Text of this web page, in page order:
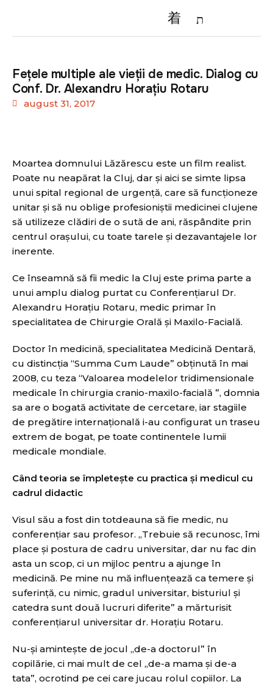
Feţele multiple ale vieţii de medic. Dialog cu
Conf. Dr. Alexandru Horaţiu Rotaru
august 31, 2017
Moartea domnului Lăzărescu este un film realist.
Poate nu neapărat la Cluj, dar şi aici se simte lipsa
unui spital regional de urgenţă, care să funcţioneze
unitar şi să nu oblige profesioniștii medicinei clujene
să utilizeze clădiri de o sută de ani, răspândite prin
centrul oraşului, cu toate tarele și dezavantajele lor
inerente.
Ce înseamnă să fii medic la Cluj este prima parte a
unui amplu dialog purtat cu Conferenţiarul Dr.
Alexandru Horaţiu Rotaru, medic primar în
specialitatea de Chirurgie Orală şi Maxilo-Facială.
Doctor în medicină, specialitatea Medicină Dentară,
cu distincţia “Summa Cum Laude” obţinută în mai
2008, cu teza “Valoarea modelelor tridimensionale
medicale în chirurgia cranio-maxilo-facială ”, domnia
sa are o bogată activitate de cercetare, iar stagiile
de pregătire internaţională i-au configurat un traseu
extrem de bogat, pe toate continentele lumii
medicale mondiale.
Când teoria se împleteşte cu practica şi medicul cu
cadrul didactic
Visul său a fost din totdeauna să fie medic, nu
conferenţiar sau profesor. „Trebuie să recunosc, îmi
place şi postura de cadru universitar, dar nu fac din
asta un scop, ci un mijloc pentru a ajunge în
medicină. Pe mine nu mă influenţează ca temere şi
suferinţă, cu nimic, gradul universitar, bisturiul şi
catedra sunt două lucruri diferite” a mărturisit
conferenţiarul universitar dr. Horaţiu Rotaru.
Nu-şi aminteşte de jocul „de-a doctorul” în
copilărie, ci mai mult de cel „de-a mama şi de-a
tata”, ocrotind pe cei care jucau rolul copiilor. La